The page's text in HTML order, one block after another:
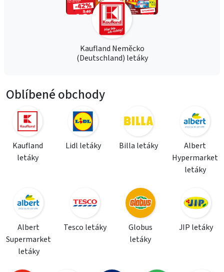
Kaufland Neměcko
(Deutschland) letáky
Oblíbené obchody
Kaufland
letáky
Lidl letáky Billa letáky
Albert
Hypermarket
letáky
Albert
Supermarket
letáky
Tesco letáky
Globus
letáky
JIP letáky